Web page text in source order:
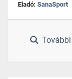
Eladó: SanaSport